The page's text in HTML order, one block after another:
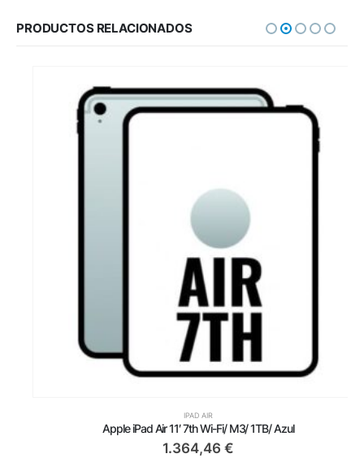
PRODUCTOS RELACIONADOS
IPAD AIR
Apple iPad Air 11′ 7th Wi-Fi/ M3/ 1TB/ Azul
1.364,46€